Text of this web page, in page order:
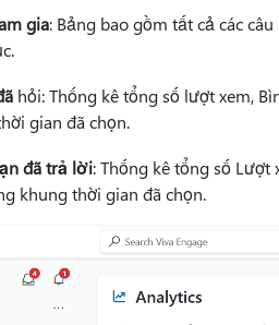
gia: Bảng bao gồm tất cả các
hỏi: Thống kê tổng số lượt xem,
gian đã chọn.
đã trả lời: Thống kê tổng số
khung thời gian đã chọn.